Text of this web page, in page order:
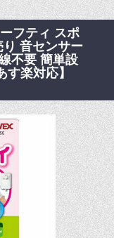
フティ スポ
音センサー
不要 簡単設
楽対応】